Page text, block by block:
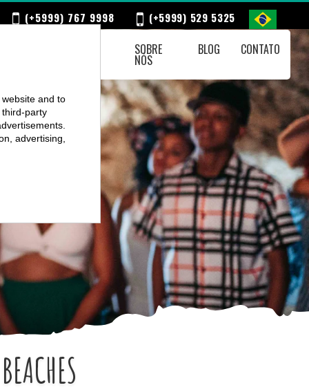
(+5999) 767 9998 (+5999) 529 5325
SOBRE
NÓS
BLOG CONTATO
and to
party
advertising,